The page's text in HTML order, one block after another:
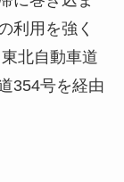
利用を強く
北自動車道
354号を経由